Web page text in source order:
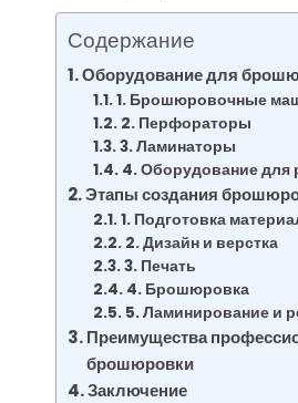
Содержание
Оборудование для
1. Брошюровочные
2. Перфораторы
3. Ламинаторы
4. Оборудование для
Этапы создания
1. Подготовка
2. Дизайн и верстка
3. Печать
4. Брошюровка
5. Ламинирование и
Преимущества
брошюровки
Заключение